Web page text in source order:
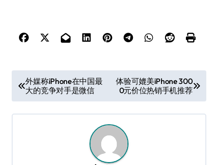
章
导
外媒称iPhone在中国最
大的竞争对手是微信
体验可媲美iPhone 300
0元价位热销手机推荐